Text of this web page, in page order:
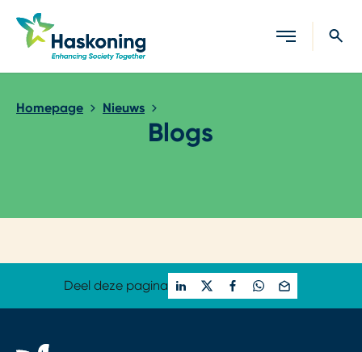
Sluiten
Homepage Nieuws
Blogs
Deel deze pagina